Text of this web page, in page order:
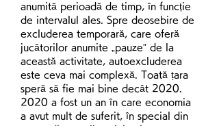
anumită perioadă de timp, în funcție
de intervalul ales. Spre deosebire de
excluderea temporară, care oferă
jucătorilor anumite „pauze” de la
această activitate, autoexcluderea
este ceva mai complexă. Toată țara
speră să fie mai bine decât 2020.
2020 a fost un an în care economia
a avut mult de suferit, în special din